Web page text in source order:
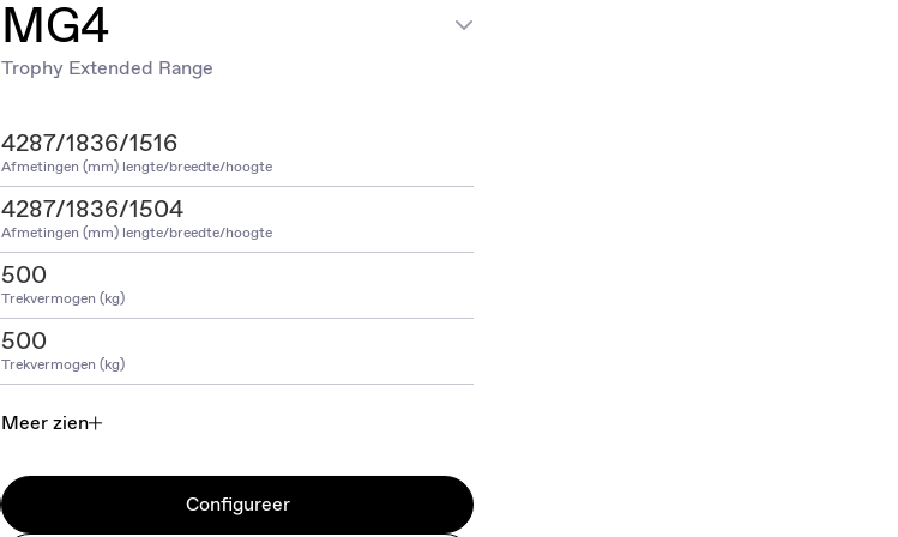
MG4
Trophy Extended Range
4287/1836/1516
Afmetingen (mm) lengte/breedte/hoogte
4287/1836/1504
Afmetingen (mm) lengte/breedte/hoogte
500
Trekvermogen (kg)
500
Trekvermogen (kg)
Meer zien
Configureer